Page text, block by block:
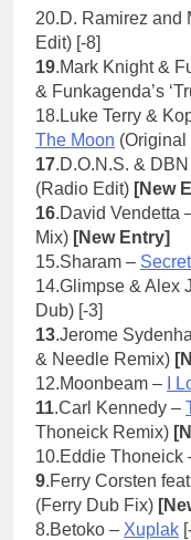
20.D. Ramirez and
Edit) [-8]
19.Mark Knight &
& Funkagenda’s
18. Luke Terry &
The Moon (Original
17.D.O.N.S. &
(Radio Edit) [New
16.David Vendetta
Mix) [New Entry]
15.Sharam –
14.Glimpse & Alex
Dub) [-3]
13.Jerome
& Needle Remix)
12.Moonbeam –
I
11.Carl Kennedy –
Thoneick Remix)
10.Eddie Thoneick
9.Ferry Corsten
(Ferry Dub Fix)
8.Betoko – Xuplak